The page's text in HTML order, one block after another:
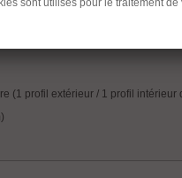
(1 profil extérieur / 1 profil intérieur
sont utilisés pour le traitement